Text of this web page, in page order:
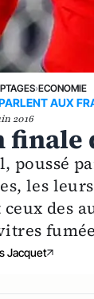
›ECONOMIE
AUX
2016
finale
poussé
les
des
Jacquet